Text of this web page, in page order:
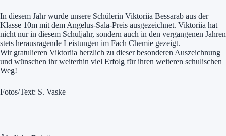
In diesem Jahr wurde unsere Schülerin Viktoriia Bessarab aus der
Klasse 10m mit dem Angelus-Sala-Preis ausgezeichnet. Viktoriia hat
nicht nur in diesem Schuljahr, sondern auch in den vergangenen Jahren
stets herausragende Leistungen im Fach Chemie gezeigt.
Wir gratulieren Viktoriia herzlich zu dieser besonderen Auszeichnung
und wünschen ihr weiterhin viel Erfolg für ihren weiteren schulischen
Weg!
Fotos/Text: S. Vaske